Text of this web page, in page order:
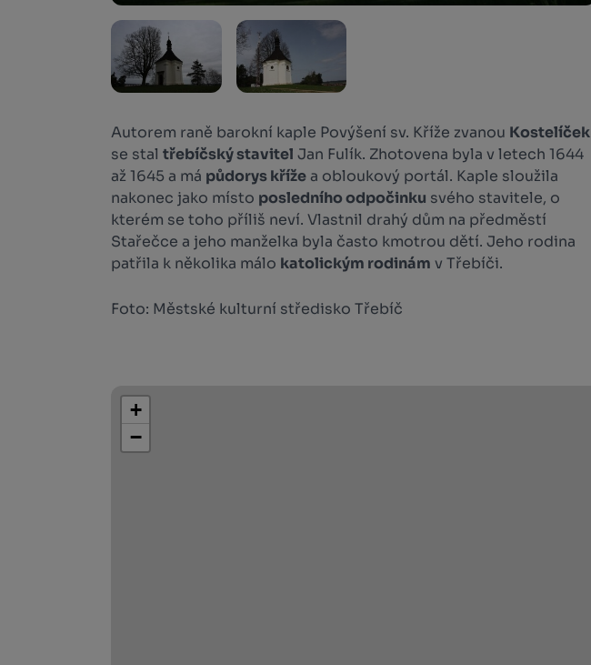
Autorem raně barokní kaple Povýšení sv. Kříže zvanou Kostelíček
se stal třebíčský stavitel Jan Fulík. Zhotovena byla v letech 1644
až 1645 a má půdorys kříže a obloukový portál. Kaple sloužila
nakonec jako místo posledního odpočinku svého stavitele, o
kterém se toho příliš neví. Vlastnil drahý dům na předměstí
Stařečce a jeho manželka byla často kmotrou dětí. Jeho rodina
patřila k několika málo katolickým rodinám v Třebíči.
Foto: Městské kulturní středisko Třebíč
+
−